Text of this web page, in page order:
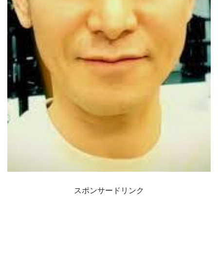
スポンサードリンク